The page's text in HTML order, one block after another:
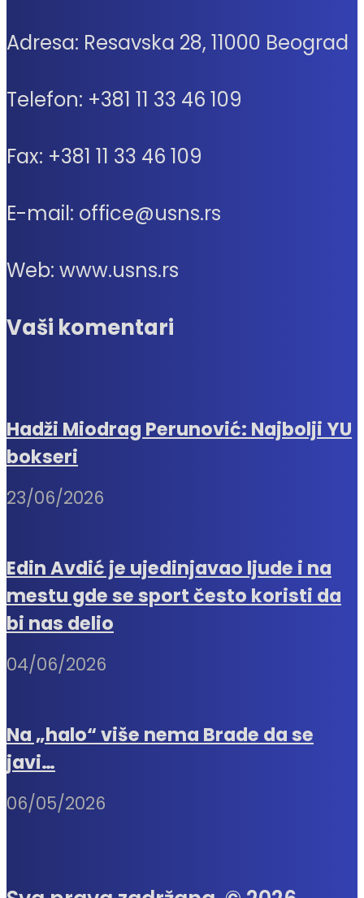
Adresa: Resavska 28, 11000 Beograd
Telefon: +381 11 33 46 109
Fax: +381 11 33 46 109
E-mail: office@usns.rs
Web: www.usns.rs
Vaši komentari
Hadži Miodrag Perunović: Najbolji YU
bokseri
23/06/2026
Edin Avdić je ujedinjavao ljude i na
mestu gde se sport često koristi da
bi nas delio
04/06/2026
Na „halo“ više nema Brade da se
javi…
06/05/2026